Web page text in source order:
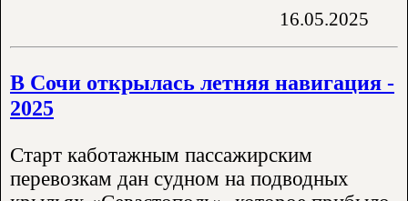
16.05.2025
В Сочи открылась летняя навигация -
2025
Старт каботажным пассажирским
перевозкам дан судном на подводных